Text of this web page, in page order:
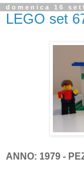
domenica 16
LEGO set
ANNO: 1979 -